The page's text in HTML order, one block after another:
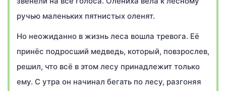
ручью маленьких пятнистых оленят.
Но неожиданно в жизнь леса вошла тревога. Её
принёс подросший медведь, который, повзрослев,
решил, что всё в этом лесу принадлежит только
ему. С утра он начинал бегать по лесу, разгоняя